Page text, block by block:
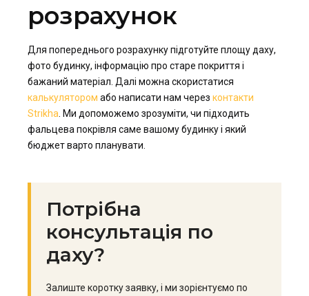
розрахунок
Для попереднього розрахунку підготуйте площу даху,
фото будинку, інформацію про старе покриття і
бажаний матеріал. Далі можна скористатися
калькулятором або написати нам через контакти
Strikha. Ми допоможемо зрозуміти, чи підходить
фальцева покрівля саме вашому будинку і який
бюджет варто планувати.
Потрібна
консультація по
даху?
Залиште коротку заявку, і ми зорієнтуємо по